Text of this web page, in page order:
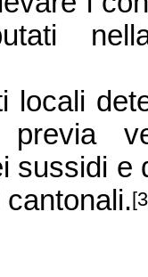
locali
sussidi